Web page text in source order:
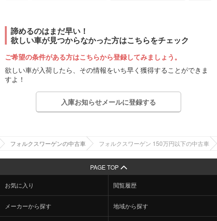
諦めるのはまだ早い！
欲しい車が見つからなかった方はこちらをチェック
ご希望の条件がある方はこちらから登録してみましょう。
欲しい車が入荷したら、その情報をいち早く獲得することができま
すよ！
入庫お知らせメールに登録する
フォルクスワーゲンの中古車 フォルクスワーゲン 150万円以下の中古車
PAGE TOP
お気に入り 閲覧履歴
メーカーから探す 地域から探す